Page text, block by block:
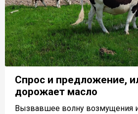
Спрос и предложение,
дорожает масло
Вызвавшее волну возмущения